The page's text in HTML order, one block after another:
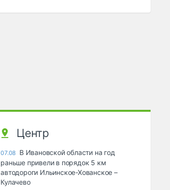
Центр
07.08 В Ивановской области на год
раньше привели в порядок 5 км
автодороги Ильинское-Хованское –
Кулачево